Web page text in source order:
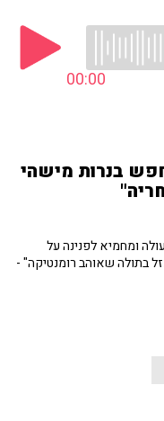
00:00
בנרות מישהי
מעולה ומחמיא לפנינה על
בתולה שאוהב רומנטיקה" -